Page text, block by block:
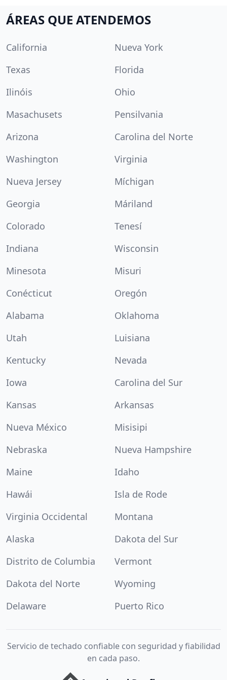
ÁREAS QUE ATENDEMOS
California
Nueva York
Texas
Florida
Ilinóis
Ohio
Masachusets
Pensilvania
Arizona
Carolina del Norte
Washington
Virginia
Nueva Jersey
Míchigan
Georgia
Máriland
Colorado
Tenesí
Indiana
Wisconsin
Minesota
Misuri
Conécticut
Oregón
Alabama
Oklahoma
Utah
Luisiana
Kentucky
Nevada
Iowa
Carolina del Sur
Kansas
Arkansas
Nueva México
Misisipi
Nebraska
Nueva Hampshire
Maine
Idaho
Hawái
Isla de Rode
Virginia Occidental
Montana
Alaska
Dakota del Sur
Distrito de Columbia
Vermont
Dakota del Norte
Wyoming
Delaware
Puerto Rico
Servicio de techado confiable con seguridad y fiabilidad
en cada paso.